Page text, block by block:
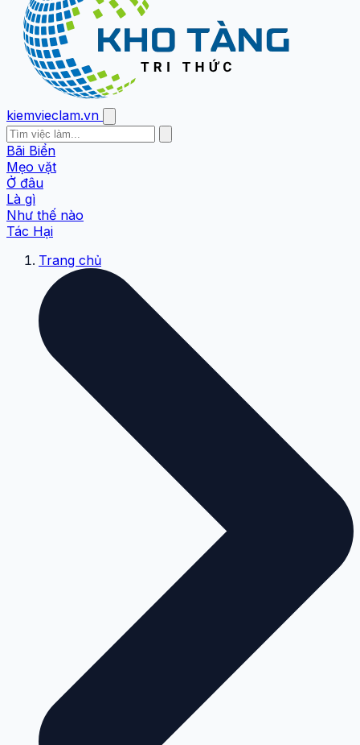
kiemvieclam.vn
Bãi Biển
Mẹo vặt
Ở đâu
Là gì
Như thế nào
Tác Hại
Trang chủ